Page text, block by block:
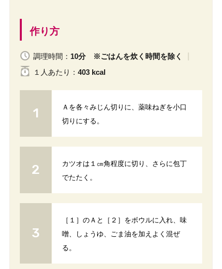
作り方
調理時間： 10分 ※ごはんを炊く時間を除く
１人 あたり ： 403 kcal
Ａを各々みじん切りに、薬味ねぎを小口
切りにする。
カツオは１㎝角程度に切り、さらに包丁
でたたく。
［１］のＡと［２］をボウルに入れ、味
噌、しょうゆ、ごま油を加えよく混ぜ
る。